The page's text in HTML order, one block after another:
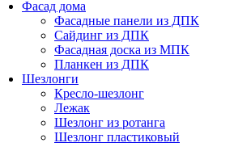
Фасад дома
Фасадные панели из ДПК
Сайдинг из ДПК
Фасадная доска из МПК
Планкен из ДПК
Шезлонги
Кресло-шезлонг
Лежак
Шезлонг из ротанга
Шезлонг пластиковый